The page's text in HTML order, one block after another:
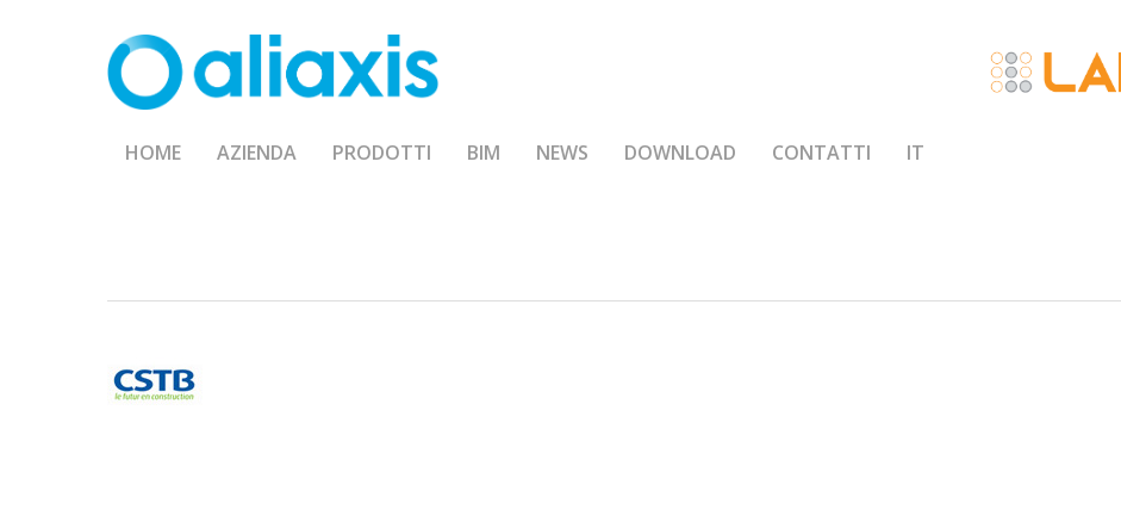
HOME AZIENDA PRODOTTI BIM NEWS DOWNLOAD CONTATTI IT